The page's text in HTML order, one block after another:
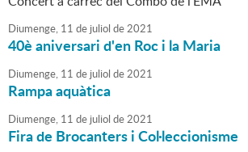
Diumenge, 11 de juliol de2021
40è aniversari d'en Roc i la Maria
Diumenge, 11 de juliol de2021
Rampa aquàtica
Diumenge, 11 de juliol de2021
Fira de Brocanters i Col·leccionisme